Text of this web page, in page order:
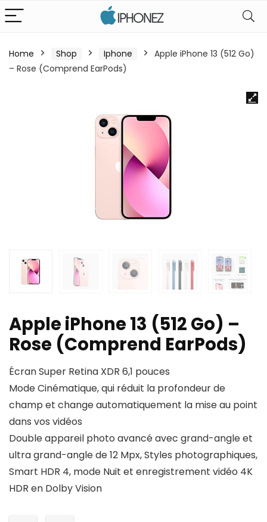
Home Shop Iphone
Apple iPhone 13 (512 Go)
– Rose (Comprend EarPods)
Apple iPhone 13 (512 Go) –
Rose (Comprend EarPods)
Écran Super Retina XDR 6,1 pouces
Mode Cinématique, qui réduit la profondeur de
champ et change automatiquement la mise au point
dans vos vidéos
Double appareil photo avancé avec grand-angle et
ultra grand-angle de 12 Mpx, Styles photographiques,
Smart HDR 4, mode Nuit et enregistrement vidéo 4K
HDR en Dolby Vision